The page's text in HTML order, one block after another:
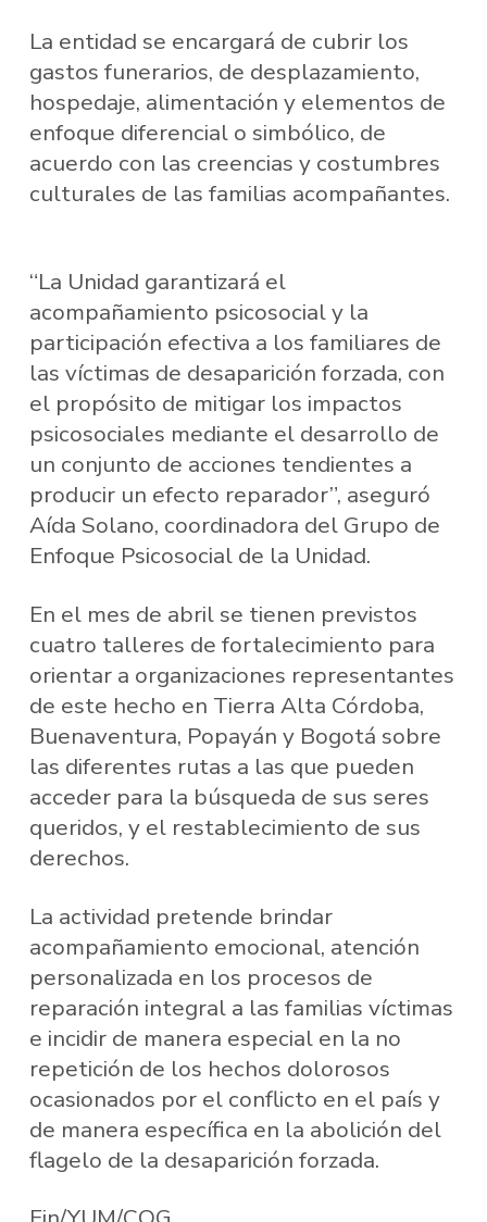
La entidad se encargará de cubrir los
gastos funerarios, de desplazamiento,
hospedaje, alimentación y elementos de
enfoque diferencial o simbólico, de
acuerdo con las creencias y costumbres
culturales de las familias acompañantes.
“La Unidad garantizará el
acompañamiento psicosocial y la
participación efectiva a los familiares de
las víctimas de desaparición forzada, con
el propósito de mitigar los impactos
psicosociales mediante el desarrollo de
un conjunto de acciones tendientes a
producir un efecto reparador”, aseguró
Aída Solano, coordinadora del Grupo de
Enfoque Psicosocial de la Unidad.
En el mes de abril se tienen previstos
cuatro talleres de fortalecimiento para
orientar a organizaciones representantes
de este hecho en Tierra Alta Córdoba,
Buenaventura, Popayán y Bogotá sobre
las diferentes rutas a las que pueden
acceder para la búsqueda de sus seres
queridos, y el restablecimiento de sus
derechos.
La actividad pretende brindar
acompañamiento emocional, atención
personalizada en los procesos de
reparación integral a las familias víctimas
e incidir de manera especial en la no
repetición de los hechos dolorosos
ocasionados por el conflicto en el país y
de manera específica en la abolición del
flagelo de la desaparición forzada.